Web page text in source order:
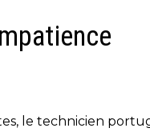
le technicien